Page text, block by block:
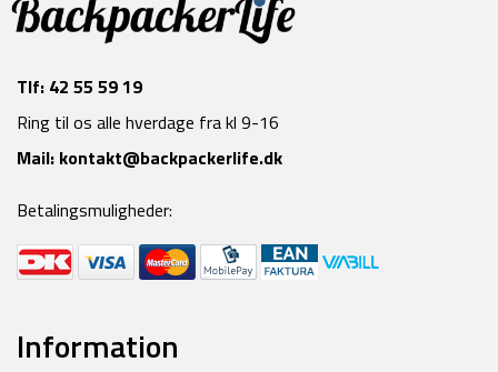
Tlf: 42 55 59 19
Ring til os alle hverdage fra kl 9-16
Mail: kontakt@backpackerlife.dk
Betalingsmuligheder:
Information